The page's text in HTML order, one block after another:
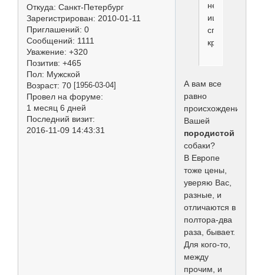
Откуда: Санкт-Петербург
Зарегистрирован: 2010-01-11
Приглашений: 0
Сообщений: 1111
Уважение: +320
Позитив: +465
Пол: Мужской
Возраст: 70 [1956-03-04]
Провел на форуме:
1 месяц 6 дней
Последний визит:
2016-11-09 14:43:31
не
ищут
специальные
крови
А вам все
равно
происхождение
Вашей
породистой
собаки?
В Европе
тоже цены,
уверяю Вас,
разные, и
отличаются в
полтора-два
раза, бывает.
Для кого-то,
между
прочим, и